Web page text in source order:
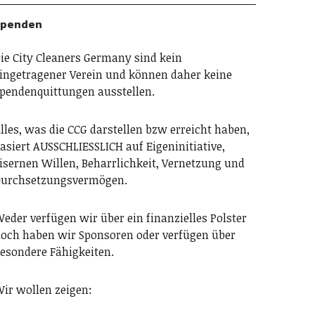
City Cleaners Germany sind kein
Verein und können daher keine
ausstellen.
was die CCG darstellen bzw erreicht haben,
AUSSCHLIESSLICH auf Eigeninitiative,
Willen, Beharrlichkeit, Vernetzung und
verfügen wir über ein finanzielles Polster
haben wir Sponsoren oder verfügen über
Fähigkeiten.
wollen zeigen: